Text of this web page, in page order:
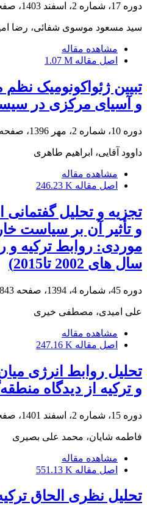
دوره 17، شماره 2، اسفند 1403، صفحه
سید مسعود موسوی شفائی، رضا
مشاهده مقاله
اصل مقاله 1.07 M
تبیین ژئواکونومیک
و آسیای مرکزی در
دوره 10، شماره 2، مهر 1396، صفحه
داوود آقایی، ابراهیم طاهری
مشاهده مقاله
اصل مقاله 246.23 K
تجزیه و تحلیل گفتمانی
و تأثیر آن بر سیاست
موردی: روابط ترکیه و
سال های 2002 تا2015)
دوره 45، شماره 4، 1394، صفحه 843-858
علی امیدی، مصطفی خیری
مشاهده مقاله
اصل مقاله 247.16 K
تحلیل روابط انرژی
و ترکیه از دیدگاه
دوره 15، شماره 2، اسفند 1401، صفحه
فاطمه شایان، محمد علی بصیری
مشاهده مقاله
اصل مقاله 551.13 K
تحلیل نظری الحاق